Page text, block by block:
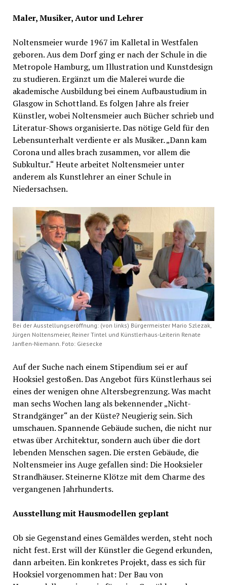
Maler, Musiker, Autor und Lehrer
Noltensmeier wurde 1967 im Kalletal in Westfalen
geboren. Aus dem Dorf ging er nach der Schule in die
Metropole Hamburg, um Illustration und Kunstdesign
zu studieren. Ergänzt um die Malerei wurde die
akademische Ausbildung bei einem Aufbaustudium in
Glasgow in Schottland. Es folgen Jahre als freier
Künstler, wobei Noltensmeier auch Bücher schrieb und
Literatur-Shows organisierte. Das nötige Geld für den
Lebensunterhalt verdiente er als Musiker. „Dann kam
Corona und alles brach zusammen, vor allem die
Subkultur.“ Heute arbeitet Noltensmeier unter
anderem als Kunstlehrer an einer Schule in
Niedersachsen.
Bei der Ausstellungseröffnung: (von links) Bürgermeister Mario Szlezak,
Jürgen Noltensmeier, Reiner Tintel und Künstlerhaus-Leiterin Renate
Janßen-Niemann. Foto: Giesecke
Auf der Suche nach einem Stipendium sei er auf
Hooksiel gestoßen. Das Angebot fürs Künstlerhaus sei
eines der wenigen ohne Altersbegrenzung. Was macht
man sechs Wochen lang als bekennender „Nicht-
Strandgänger“ an der Küste? Neugierig sein. Sich
umschauen. Spannende Gebäude suchen, die nicht nur
etwas über Architektur, sondern auch über die dort
lebenden Menschen sagen. Die ersten Gebäude, die
Noltensmeier ins Auge gefallen sind: Die Hooksieler
Strandhäuser. Steinerne Klötze mit dem Charme des
vergangenen Jahrhunderts.
Ausstellung mit Hausmodellen geplant
Ob sie Gegenstand eines Gemäldes werden, steht noch
nicht fest. Erst will der Künstler die Gegend erkunden,
dann arbeiten. Ein konkretes Projekt, dass es sich für
Hooksiel vorgenommen hat: Der Bau von